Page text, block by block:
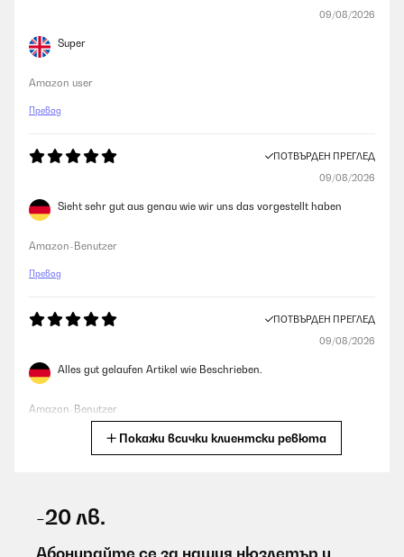
09/08/2026
Super
Amazon user
Превод
ПОТВЪРДЕН ПРЕГЛЕД
09/08/2026
Sieht sehr gut aus genau wie wir uns das vorgestellt haben
Amazon-Benutzer
Превод
ПОТВЪРДЕН ПРЕГЛЕД
09/08/2026
Alles gut gelaufen Artikel wie Beschrieben.
Amazon-Benutzer
Покажи всички клиентски ревюта
-20 лв.
Абонирайте се за нашия нюзлетър и